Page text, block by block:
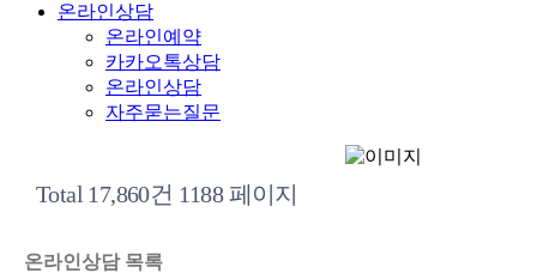
온라인상담
온라인예약
카카오톡상담
온라인상담
자주묻는질문
Total 17,860건 1188 페이지
온라인상담 목록